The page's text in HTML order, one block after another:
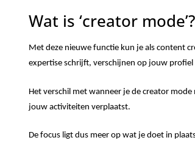
Wat is ‘creator mode’?
Met deze nieuwe functie kun je als content
expertise schrijft, verschijnen op jouw profiel
Het verschil met wanneer je de creator
jouw activiteiten verplaatst.
De focus ligt dus meer op wat je doet in